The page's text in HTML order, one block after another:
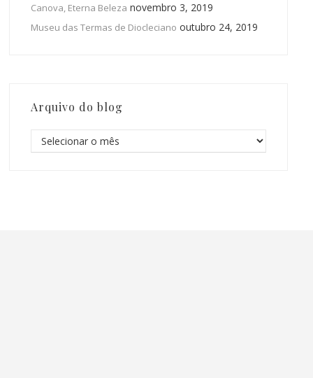
Canova, Eterna Beleza novembro 3, 2019
Museu das Termas de Diocleciano outubro 24, 2019
Arquivo do blog